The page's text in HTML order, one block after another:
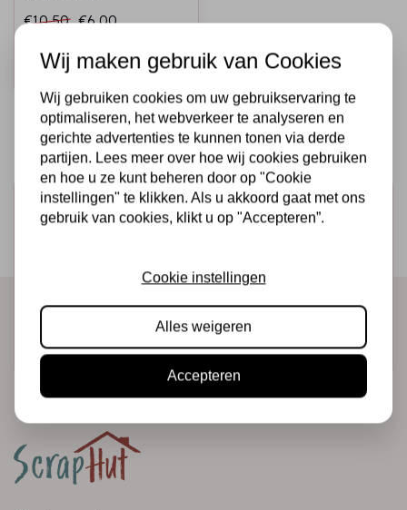
€10,50 €6,00
Snel toevoegen
Schrijf je in voor de nieuwsbrief
Wij maken gebruik van Cookies
Wij gebruiken cookies om uw gebruikservaring te
optimaliseren, het webverkeer te analyseren en
gerichte advertenties te kunnen tonen via derde
partijen. Lees meer over hoe wij cookies gebruiken
en hoe u ze kunt beheren door op "Cookie
instellingen" te klikken. Als u akkoord gaat met ons
gebruik van cookies, klikt u op "Accepteren”.
Cookie instellingen
Alles weigeren
Accepteren